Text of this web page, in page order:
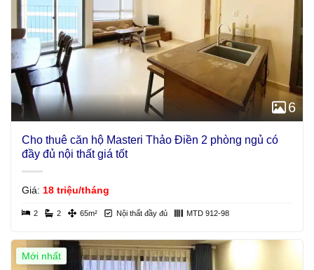
6
Cho thuê căn hộ Masteri Thảo Điền 2 phòng ngủ có
đầy đủ nội thất giá tốt
Giá: 18 triệu/tháng
2 2 65m² Nội thất đầy đủ MTD 912-98
Mới nhất Giá Tốt